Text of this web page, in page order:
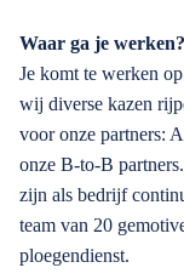
Waar ga je werken?
Je komt te werken
wij diverse kazen
voor onze partners:
onze B-to-B
zijn als bedrijf
team van 20
ploegendienst.